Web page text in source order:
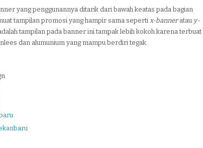
yang penggunannya ditarik dari bawah keatas pada bagian
tampilan promosi yang hampir sama seperti x-banneratau y-
tampilan pada banner ini tampak lebih kokoh karena terbuat
dan alumunium yang mampu berdiri tegak.